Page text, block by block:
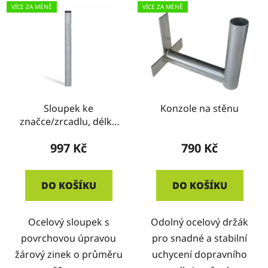
VÍCE ZA MÉNĚ
Sloupek ke
značce/zrcadlu, délka
997 Kč
DO KOŠÍKU
Ocelový sloupek s
povrchovou úpravou
žárový zinek o průměru
VÍCE ZA MÉNĚ
Konzole na stěnu
790 Kč
DO KOŠÍKU
Odolný ocelový držák
pro snadné a stabilní
uchycení dopravního